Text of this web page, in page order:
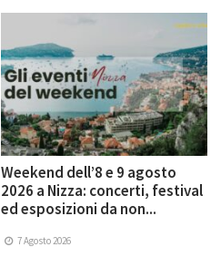
Weekend dell’8 e 9 agosto
2026 a Nizza: concerti, festival
ed esposizioni da non...
7 Agosto 2026